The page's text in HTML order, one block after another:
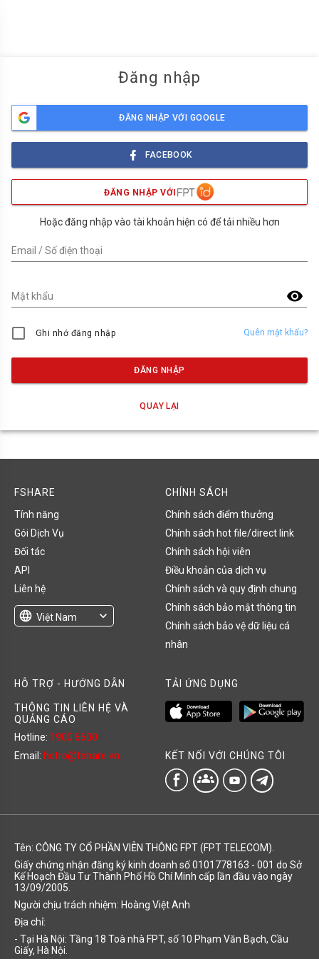
Đăng nhập
ĐĂNG NHẬP VỚI GOOGLE
FACEBOOK
ĐĂNG NHẬP VỚI
Hoặc đăng nhập vào tài khoản hiện có để tải nhiều hơn
Email / Số điện thoại
visibility
Mật khẩu
Ghi nhớ đăng nhập Quên mật khẩu?
ĐĂNG NHẬP
QUAY LẠI
FSHARE
Tính năng
Gói Dịch Vụ
Đối tác
API
Liên hệ
language Việt Nam
expand_more
CHÍNH SÁCH
Chính sách điểm thưởng
Chính sách hot file/direct link
Chính sách hội viên
Điều khoản của dịch vụ
Chính sách và quy định chung
Chính sách bảo mật thông tin
Chính sách bảo vệ dữ liệu cá
nhân
HỖ TRỢ - HƯỚNG DẪN
THÔNG TIN LIÊN HỆ VÀ
QUẢNG CÁO
Hotline: 1900 6600
Email: hotro@fshare.vn
TẢI ỨNG DỤNG
KẾT NỐI VỚI CHÚNG TÔI
groups
Tên: CÔNG TY CỔ PHẦN VIỄN THÔNG FPT (FPT TELECOM).
Giấy chứng nhận đăng ký kinh doanh số 0101778163 - 001 do Sở
Kế Hoạch Đầu Tư Thành Phố Hồ Chí Minh cấp lần đầu vào ngày
13/09/2005.
Người chịu trách nhiệm: Hoàng Việt Anh
Địa chỉ:
- Tại Hà Nội: Tầng 18 Toà nhà FPT, số 10 Phạm Văn Bạch, Cầu
Giấy, Hà Nội.